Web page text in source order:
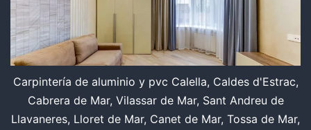
Carpintería de aluminio y pvc Calella, Caldes d'Estrac,
Cabrera de Mar, Vilassar de Mar, Sant Andreu de
Llavaneres, Lloret de Mar, Canet de Mar, Tossa de Mar,